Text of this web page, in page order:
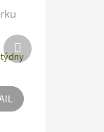
Další
produkt